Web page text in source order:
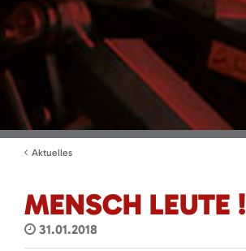
Aktuelles
MENSCH LEUTE !
31.01.2018